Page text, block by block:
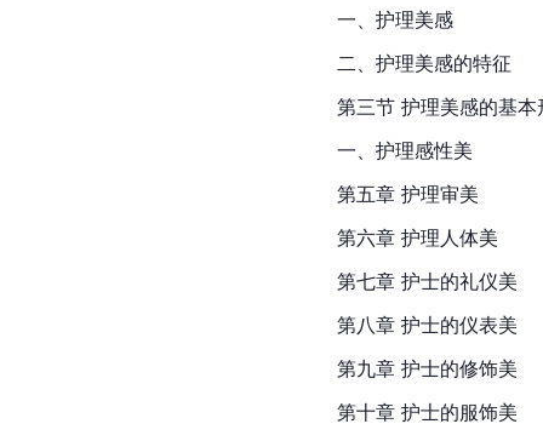
一、护理美感
二、护理美感的特征
第三节 护理美感的基本
一、护理感性美
第五章 护理审美
第六章 护理人体美
第七章 护士的礼仪美
第八章 护士的仪表美
第九章 护士的修饰美
第十章 护士的服饰美